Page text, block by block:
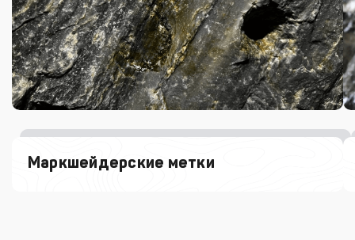
Маркшейдерские метки